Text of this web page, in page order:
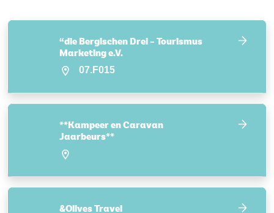
“die Bergischen Drei – Tourismus
Marketing e.V.
07.F015
**Kampeer en Caravan
Jaarbeurs**
&Olives Travel